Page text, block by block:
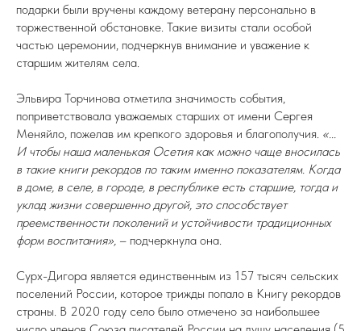
подарки были вручены каждому ветерану персонально в
торжественной обстановке. Такие визиты стали особой
частью церемонии, подчеркнув внимание и уважение к
старшим жителям села.
Эльвира Торчинова отметила значимость события,
поприветствовала уважаемых старших от имени Сергея
Меняйло, пожелав им крепкого здоровья и благополучия. «...
И чтобы наша маленькая Осетия как можно чаще вносилась
в такие книги рекордов по таким именно показателям. Когда
в доме, в селе, в городе, в республике есть старшие, тогда и
уклад жизни совершенно другой, это способствует
преемственности поколений и устойчивости традиционных
форм воспитания», – подчеркнула она.
Сурх-Дигора является единственным из 157 тысяч сельских
поселений России, которое трижды попало в Книгу рекордов
страны. В 2020 году село было отмечено за наибольшее